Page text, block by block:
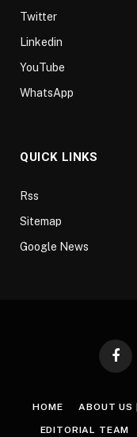
Twitter
Linkedin
YouTube
WhatsApp
QUICK LINKS
Rss
Sitemap
Google News
HOME ABOUT US
EDITORIAL TEAM